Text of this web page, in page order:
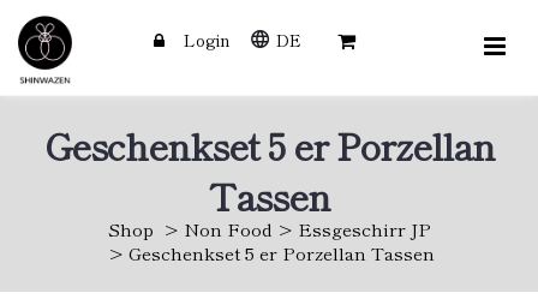
Login DE
Geschenkset 5 er Porzellan
Tassen
Shop Non Food
Essgeschirr JP
Geschenkset 5 er Porzellan Tassen